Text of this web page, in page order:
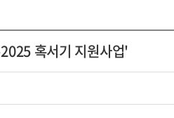
혹서기 지원사업'